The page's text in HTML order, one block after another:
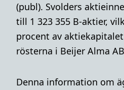
(publ). Svolders
till 1 323 355 B-aktier,
procent av
rösterna i Beijer Alma
Denna information om